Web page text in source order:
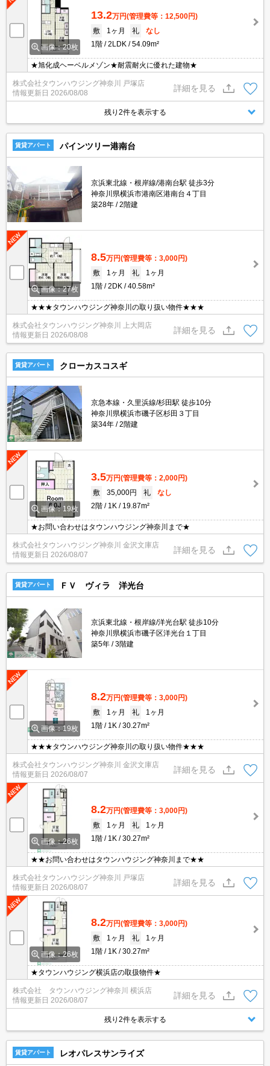
画像：20枚
13.2万円(管理費等：12,500円)
敷
1ヶ月 礼
なし
1階
2LDK 54.09m²
★旭化成ヘーベルメゾン★耐震耐火に優れた建物★
株式会社タウンハウジング神奈川 戸塚店
情報更新日 2026/08/08
詳細を見る
残り2件を表示する
賃貸アパート パインツリー港南台
京浜東北線・根岸線/港南台駅 徒歩3分
神奈川県横浜市港南区港南台４丁目
築28年
2階建
画像：27枚
8.5万円(管理費等：3,000円)
敷
1ヶ月 礼
1ヶ月
1階
2DK 40.58m²
★★★タウンハウジング神奈川の取り扱い物件★★★
株式会社タウンハウジング神奈川 上大岡店
情報更新日 2026/08/08
詳細を見る
賃貸アパート クローカスコスギ
京急本線・久里浜線/杉田駅 徒歩10分
神奈川県横浜市磯子区杉田３丁目
築34年
2階建
画像：19枚
3.5万円(管理費等：2,000円)
敷
35,000円 礼
なし
2階
1K 19.87m²
★お問い合わせはタウンハウジング神奈川まで★
株式会社タウンハウジング神奈川 金沢文庫店
情報更新日 2026/08/07
詳細を見る
賃貸アパート ＦＶ ヴィラ 洋光台
京浜東北線・根岸線/洋光台駅 徒歩10分
神奈川県横浜市磯子区洋光台１丁目
築5年
3階建
画像：19枚
8.2万円(管理費等：3,000円)
敷
1ヶ月 礼
1ヶ月
1階
1K 30.27m²
★★★タウンハウジング神奈川の取り扱い物件★★★
株式会社タウンハウジング神奈川 金沢文庫店
情報更新日 2026/08/07
詳細を見る
画像：26枚
8.2万円(管理費等：3,000円)
敷
1ヶ月 礼
1ヶ月
1階
1K 30.27m²
★★お問い合わせはタウンハウジング神奈川まで★★
株式会社タウンハウジング神奈川 戸塚店
情報更新日 2026/08/07
詳細を見る
画像：26枚
8.2万円(管理費等：3,000円)
敷
1ヶ月 礼
1ヶ月
1階
1K 30.27m²
★タウンハウジング横浜店の取扱物件★
株式会社 タウンハウジング神奈川 横浜店
情報更新日 2026/08/07
詳細を見る
残り2件を表示する
賃貸アパート レオパレスサンライズ